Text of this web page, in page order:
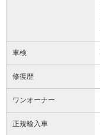
車検
修復歴
ワンオーナー
正規輸入車